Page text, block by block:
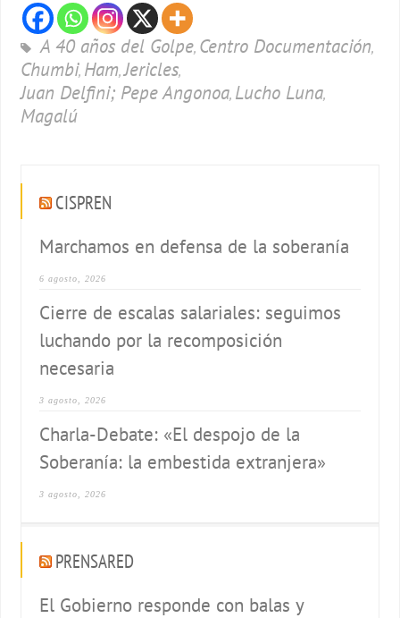
A 40 años del Golpe, Centro Documentación,
Chumbi, Ham,Jericles,
Juan Delfini; Pepe Angonoa, Lucho Luna,
Magalú
CISPREN
Marchamos en defensa de la soberanía
6 agosto, 2026
Cierre de escalas salariales: seguimos
luchando por la recomposición
necesaria
3 agosto, 2026
Charla-Debate: «El despojo de la
Soberanía: la embestida extranjera»
3 agosto, 2026
PRENSARED
El Gobierno responde con balas y